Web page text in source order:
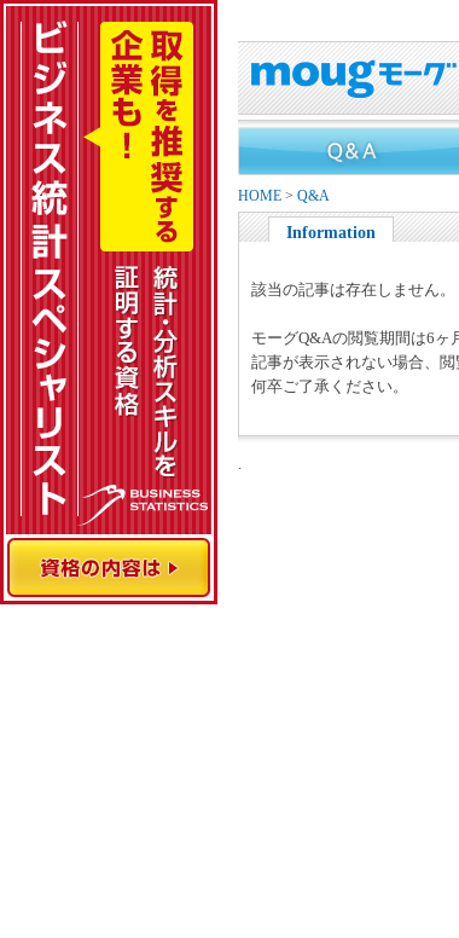
HOME > Q&A
Information
該当の記事は存在しません。
モーグQ&Aの閲覧期間は6ヶ
記事が表示されない場合、
何卒ご了承ください。